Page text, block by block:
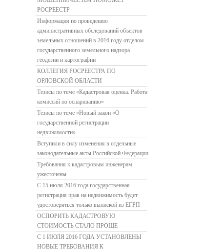
РОСРЕЕСТР
Информация по проведению
административных обследований объектов
земельных отношений в 2016 году отделом
государственного земельного надзора
геодезии и картографии
КОЛЛЕГИЯ РОСРЕЕСТРА ПО
ОРЛОВСКОЙ ОБЛАСТИ
Тезисы по теме «Кадастровая оценка. Работа
комиссий по оспариванию»
Тезисы по теме «Новый закон «О
государственной регистрации
недвижимости»
Вступили в силу изменения в отдельные
законодательные акты Российской Федерации
Требования к кадастровым инженерам
ужесточены
С 15 июля 2016 года государственная
регистрация прав на недвижимость будет
удостоверяться только выпиской из ЕГРП
ОСПОРИТЬ КАДАСТРОВУЮ
СТОИМОСТЬ СТАЛО ПРОЩЕ
С 1 ИЮЛЯ 2016 ГОДА УСТАНОВЛЕНЫ
НОВЫЕ ТРЕБОВАНИЯ К